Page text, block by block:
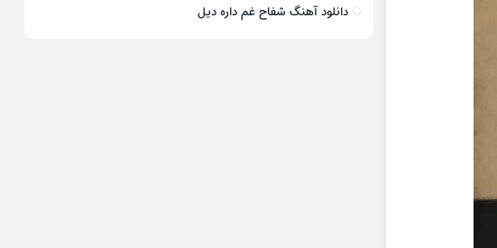
دانلود آهنگ شفاح غم داره دیل